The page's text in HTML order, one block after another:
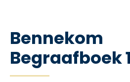
Bennekom
Begraafboek